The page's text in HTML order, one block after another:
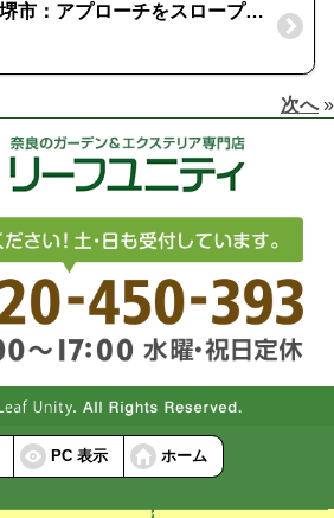
大阪府堺市：アプローチをスロープにリフォーム｜木目調の宅配BOXの取付け
次へ»
PC 表示 ホーム